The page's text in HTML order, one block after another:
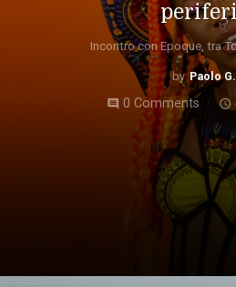
Incontro con Epoque, tra
Paolo G.
comment 0 Comments access_time